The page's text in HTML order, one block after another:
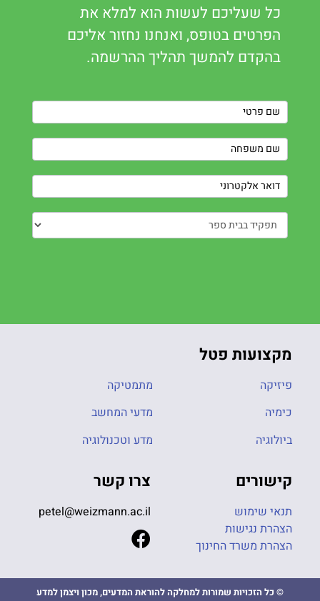
כל שעליכם לעשות הוא למלא את
הפרטים בטופס, ואנחנו נחזור אליכם
בהקדם להמשך תהליך ההרשמה.
Contact
Us
מקצועות פטל
פיזיקה
כימיה
ביולוגיה
מתמטיקה
מדעי המחשב
מדע וטכנולוגיה
קישורים
תנאי שימוש
הצהרת נגישות
הצהרת משרד החינוך
צרו קשר
petel@weizmann.ac.il
© כל הזכויות שמורות למחלקה להוראת המדעים, מכון ויצמן למדע